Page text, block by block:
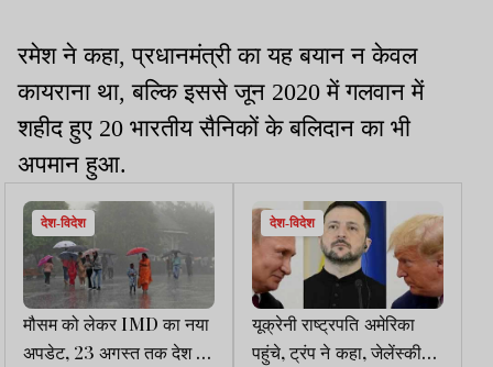
रमेश ने कहा, प्रधानमंत्री का यह बयान न केवल
कायराना था, बल्कि इससे जून 2020 में गलवान में
शहीद हुए 20 भारतीय सैनिकों के बलिदान का भी
अपमान हुआ.
देश-विदेश
मौसम को लेकर IMD का नया
अपडेट, 23 अगस्त तक देश के
देश-विदेश
यूक्रेनी राष्ट्रपति अमेरिका
पहुंचे, ट्रंप ने कहा, जेलेंस्की